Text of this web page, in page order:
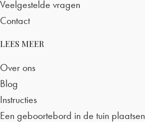
Veelgestelde vragen
Contact
LEES MEER
Over ons
Blog
Instructies
Een geboortebord in de tuin plaatsen